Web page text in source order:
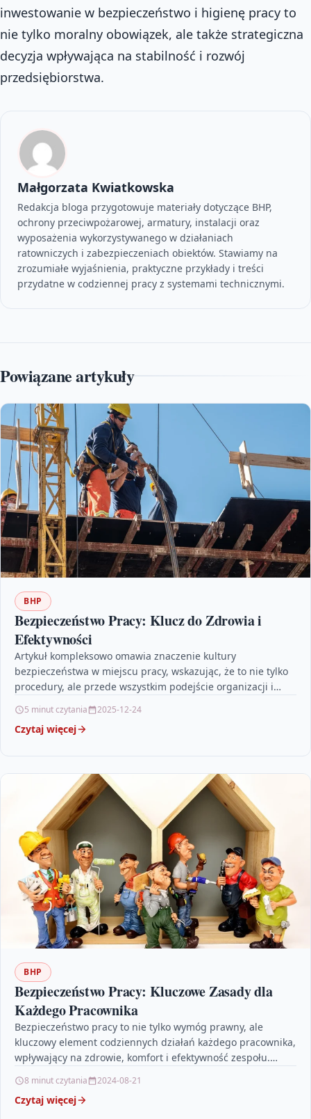
inwestowanie w bezpieczeństwo i higienę pracy to
nie tylko moralny obowiązek, ale także strategiczna
decyzja wpływająca na stabilność i rozwój
przedsiębiorstwa.
Małgorzata Kwiatkowska
Redakcja bloga przygotowuje materiały dotyczące BHP,
ochrony przeciwpożarowej, armatury, instalacji oraz
wyposażenia wykorzystywanego w działaniach
ratowniczych i zabezpieczeniach obiektów. Stawiamy na
zrozumiałe wyjaśnienia, praktyczne przykłady i treści
przydatne w codziennej pracy z systemami technicznymi.
Powiązane artykuły
BHP
Bezpieczeństwo Pracy: Klucz do Zdrowia i
Efektywności
Artykuł kompleksowo omawia znaczenie kultury
bezpieczeństwa w miejscu pracy, wskazując, że to nie tylko
procedury, ale przede wszystkim podejście organizacji i
5 minut czytania 2025-12-24
Czytaj więcej
BHP
Bezpieczeństwo Pracy: Kluczowe Zasady dla
Każdego Pracownika
Bezpieczeństwo pracy to nie tylko wymóg prawny, ale
kluczowy element codziennych działań każdego pracownika,
wpływający na zdrowie, komfort i efektywność zespołu.
8 minut czytania 2024-08-21
Czytaj więcej